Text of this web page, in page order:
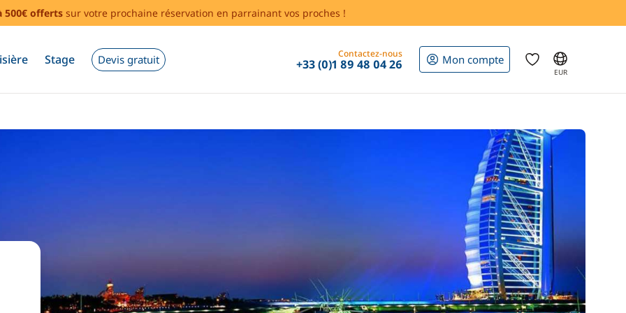
500€ offerts sur votre prochaine réservation en parrainant vos proches !
Stage Devis gratuit Contactez-nous
+33 (0)1 89 48 04 26 Mon compte
EUR